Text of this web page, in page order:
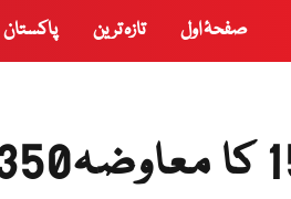
صفحۂ اول تازہ ترین پاکستان